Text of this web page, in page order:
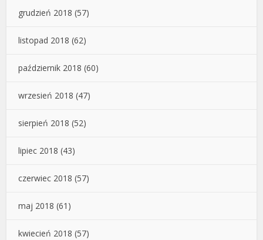
grudzień 2018 (57)
listopad 2018 (62)
październik 2018 (60)
wrzesień 2018 (47)
sierpień 2018 (52)
lipiec 2018 (43)
czerwiec 2018 (57)
maj 2018 (61)
kwiecień 2018 (57)